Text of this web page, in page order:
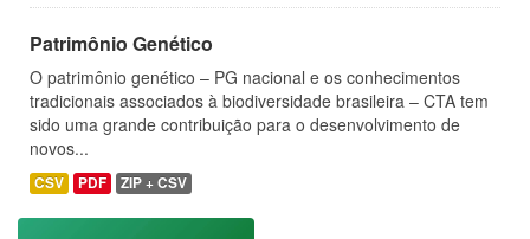
Patrimônio Genético
O patrimônio genético – PG nacional e os conhecimentos
tradicionais associados à biodiversidade brasileira – CTA tem
sido uma grande contribuição para o desenvolvimento de
novos...
CSV PDF ZIP + CSV